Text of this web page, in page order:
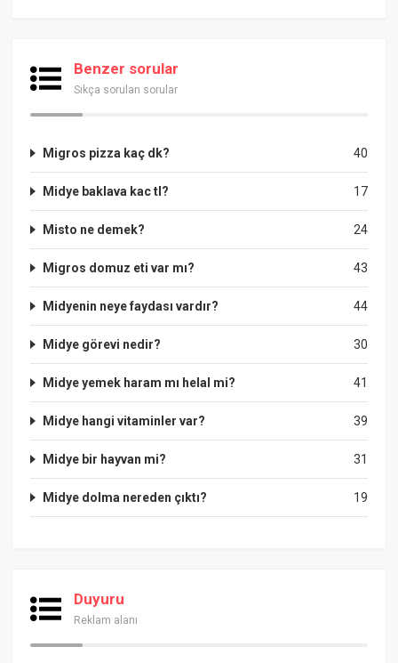
Benzer sorular
Sıkça sorulan sorular
40
Migros pizza kaç dk?
17
Midye baklava kac tl?
24
Misto ne demek?
43
Migros domuz eti var mı?
44
Midyenin neye faydası vardır?
30
Midye görevi nedir?
41
Midye yemek haram mı helal mi?
39
Midye hangi vitaminler var?
31
Midye bir hayvan mi?
19
Midye dolma nereden çıktı?
Duyuru
Reklam alanı